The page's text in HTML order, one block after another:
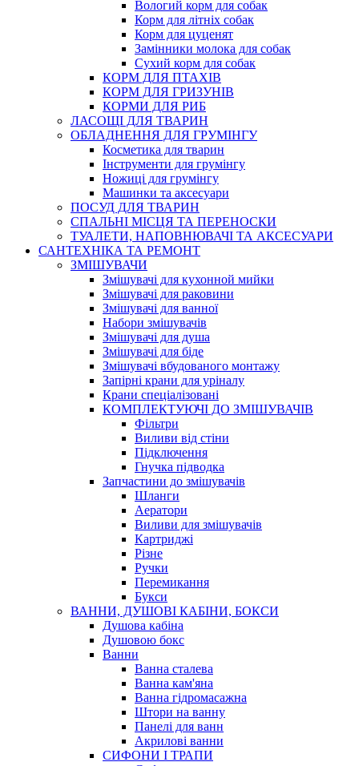
Вологий корм для собак
Корм для літніх собак
Корм для цуценят
Замінники молока для собак
Сухий корм для собак
КОРМ ДЛЯ ПТАХІВ
КОРМ ДЛЯ ГРИЗУНІВ
КОРМИ ДЛЯ РИБ
ЛАСОЩІ ДЛЯ ТВАРИН
ОБЛАДНЕННЯ ДЛЯ ГРУМІНГУ
Косметика для тварин
Інструменти для грумінгу
Ножиці для грумінгу
Машинки та аксесуари
ПОСУД ДЛЯ ТВАРИН
СПАЛЬНІ МІСЦЯ ТА ПЕРЕНОСКИ
ТУАЛЕТИ, НАПОВНЮВАЧІ ТА АКСЕСУАРИ
САНТЕХНІКА ТА РЕМОНТ
ЗМІШУВАЧИ
Змішувачі для кухонной мийки
Змішувачі для раковини
Змішувачі для ванної
Набори змішувачів
Змішувачі для душа
Змішувачі для біде
Змішувачі вбудованого монтажу
Запірні крани для уріналу
Крани спеціалізовані
КОМПЛЕКТУЮЧІ ДО ЗМІШУВАЧІВ
Фільтри
Виливи від стіни
Підключення
Гнучка підводка
Запчастини до змішувачів
Шланги
Аератори
Виливи для змішувачів
Картриджі
Різне
Ручки
Перемикання
Букси
ВАННИ, ДУШОВІ КАБІНИ, БОКСИ
Душова кабіна
Душовою бокс
Ванни
Ванна сталева
Ванна кам'яна
Ванна гідромасажна
Штори на ванну
Панелі для ванн
Акрилові ванни
СИФОНИ І ТРАПИ